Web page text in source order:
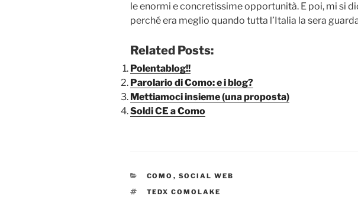
le enormi e concretissime opportunità. E poi, mi si
perché era meglio quando tutta l’Italia la sera
Related Posts:
Polentablog!!
Parolario di Como: e i blog?
Mettiamoci insieme (una proposta)
Soldi CE a Como
CATEGORIE
COMO , SOCIAL WEB
TAG
TEDX COMOLAKE